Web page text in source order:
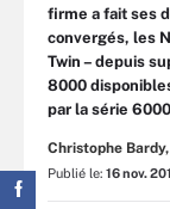
firme a fait ses
convergés, les
Twin – depuis
8000
par la série
Christophe Bardy,
Publié le: 16 nov.